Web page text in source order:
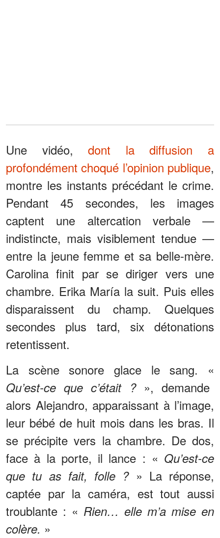
Une vidéo,dont la diffusion a
profondément choqué l’opinion publique,
montre les instants précédant le crime.
Pendant 45 secondes, les images
captent une altercation verbale —
indistincte, mais visiblement tendue —
entre la jeune femme et sa belle-mère.
Carolina finit par se diriger vers une
chambre. Erika María la suit. Puis elles
disparaissent du champ. Quelques
secondes plus tard, six détonations
retentissent.
La scène sonore glace le sang. «
Qu’est-ce que c’était ?», demande
alors Alejandro, apparaissant à l’image,
leur bébé de huit mois dans les bras. Il
se précipite vers la chambre. De dos,
face à la porte, il lance : « Qu’est-ce
que tu as fait, folle ?» La réponse,
captée par la caméra, est tout aussi
troublante : « Rien… elle m’a mise en
colère. »